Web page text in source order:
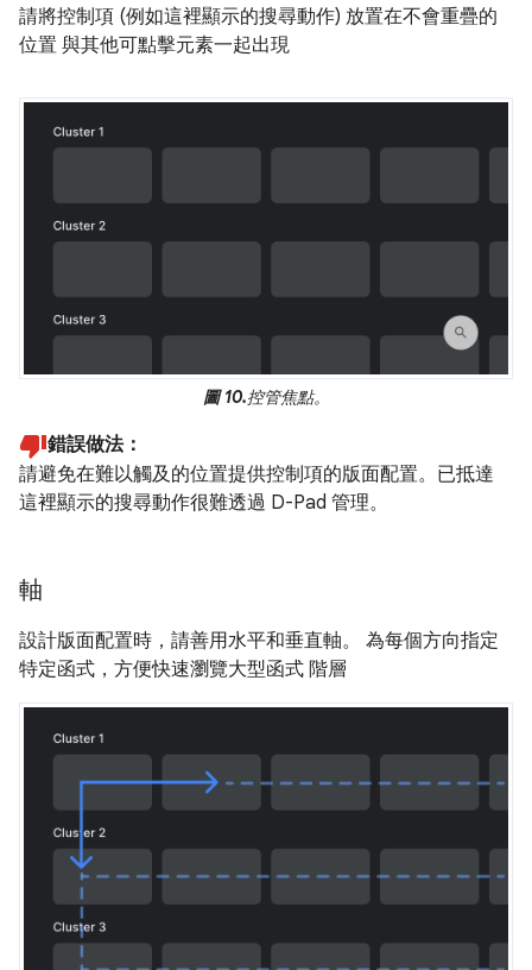
請將控制項 (例如這裡顯示的搜尋動作) 放置在不會重疊的
位置 與其他可點擊元素一起出現
圖 10.控管焦點。
錯誤做法：
請避免在難以觸及的位置提供控制項的版面配置。已抵達
這裡顯示的搜尋動作很難透過 D-Pad 管理。
軸
設計版面配置時，請善用水平和垂直軸。 為每個方向指定
特定函式，方便快速瀏覽大型函式 階層